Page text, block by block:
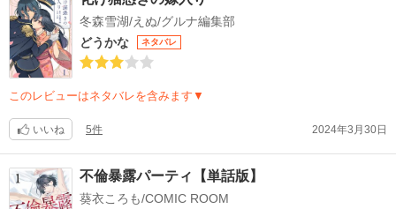
冬森雪湖/えぬ/グルナ編集部
どうかな
ネタバレ
このレビューはネタバレを含みます▼
いいね 5件 2024年3月30日
不倫暴露パーティ【単話版】
葵衣ころも/COMIC ROOM